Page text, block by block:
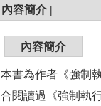
內容簡介 |
內容簡介
本書為作者《強制
合閱讀過《強制執